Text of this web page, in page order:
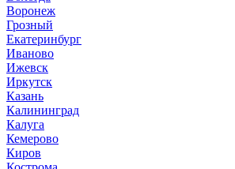
Воронеж
Грозный
Екатеринбург
Иваново
Ижевск
Иркутск
Казань
Калининград
Калуга
Кемерово
Киров